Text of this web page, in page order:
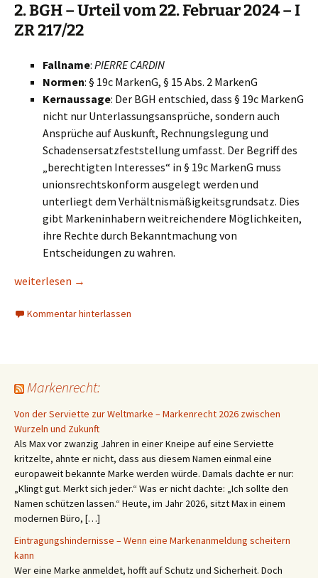
2. BGH – Urteil vom 22. Februar 2024 – I
ZR 217/22
Fallname: PIERRE CARDIN
Normen: § 19c MarkenG, § 15 Abs. 2 MarkenG
Kernaussage: Der BGH entschied, dass § 19c MarkenG
nicht nur Unterlassungsansprüche, sondern auch
Ansprüche auf Auskunft, Rechnungslegung und
Schadensersatzfeststellung umfasst. Der Begriff des
„berechtigten Interesses“ in § 19c MarkenG muss
unionsrechtskonform ausgelegt werden und
unterliegt dem Verhältnismäßigkeitsgrundsatz. Dies
gibt Markeninhabern weitreichendere Möglichkeiten,
ihre Rechte durch Bekanntmachung von
Entscheidungen zu wahren.
Bedeutende Entscheidungen zum Markenrecht aus 2024
weiterlesen →
Kommentar hinterlassen
Markenrecht:
Von der Serviette zur Weltmarke – Markenrecht 2026 zwischen
Wurzeln und Zukunft
Als Max vor zwanzig Jahren in einer Kneipe auf eine Serviette
kritzelte, ahnte er nicht, dass aus diesem Namen einmal eine
europaweit bekannte Marke werden würde. Damals dachte er nur:
„Klingt gut. Merkt sich jeder.“ Was er nicht dachte: „Ich sollte den
Namen schützen lassen.“ Heute, im Jahr 2026, sitzt Max in einem
modernen Büro, […]
Eintragungshindernisse – Wenn eine Markenanmeldung scheitern
kann
Wer eine Marke anmeldet, hofft auf Schutz und Sicherheit. Doch